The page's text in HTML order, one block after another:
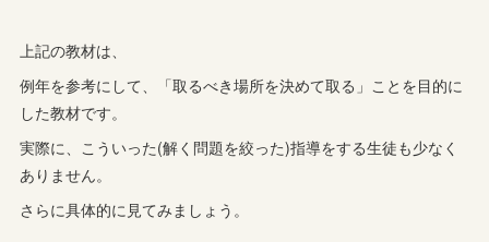
上記の教材は、
例年を参考にして、「取るべき場所を決めて取る」ことを目的に
した教材です。
実際に、こういった(解く問題を絞った)指導をする生徒も少なく
ありません。
さらに具体的に見てみましょう。